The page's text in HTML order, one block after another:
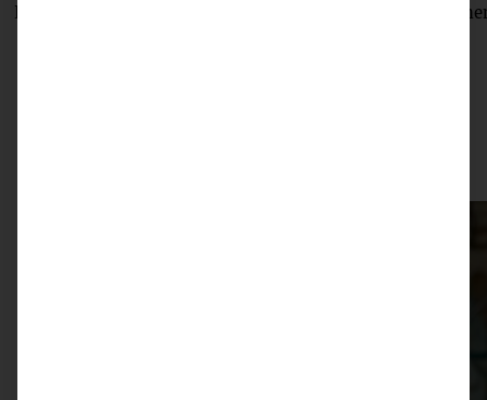
Lagkage mit Erdbeeren – leckerer dänischer